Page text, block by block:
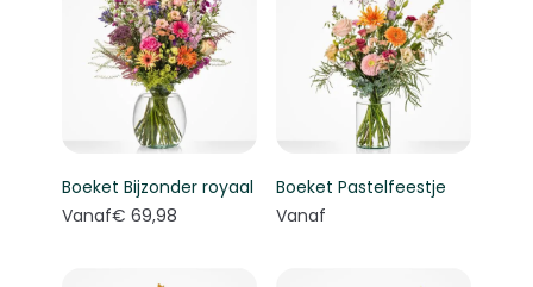
Boeket Bijzonder royaal
Vanaf€ 69,98
Boeket Pastelfeestje
Vanaf